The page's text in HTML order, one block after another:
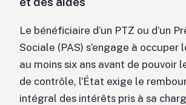
Le bénéficiaire d’un PTZ ou d’un
Sociale (PAS) s’engage à occuper
au moins six ans avant de pouvoir
de contrôle, l’État exige le
intégral des intérêts pris à sa